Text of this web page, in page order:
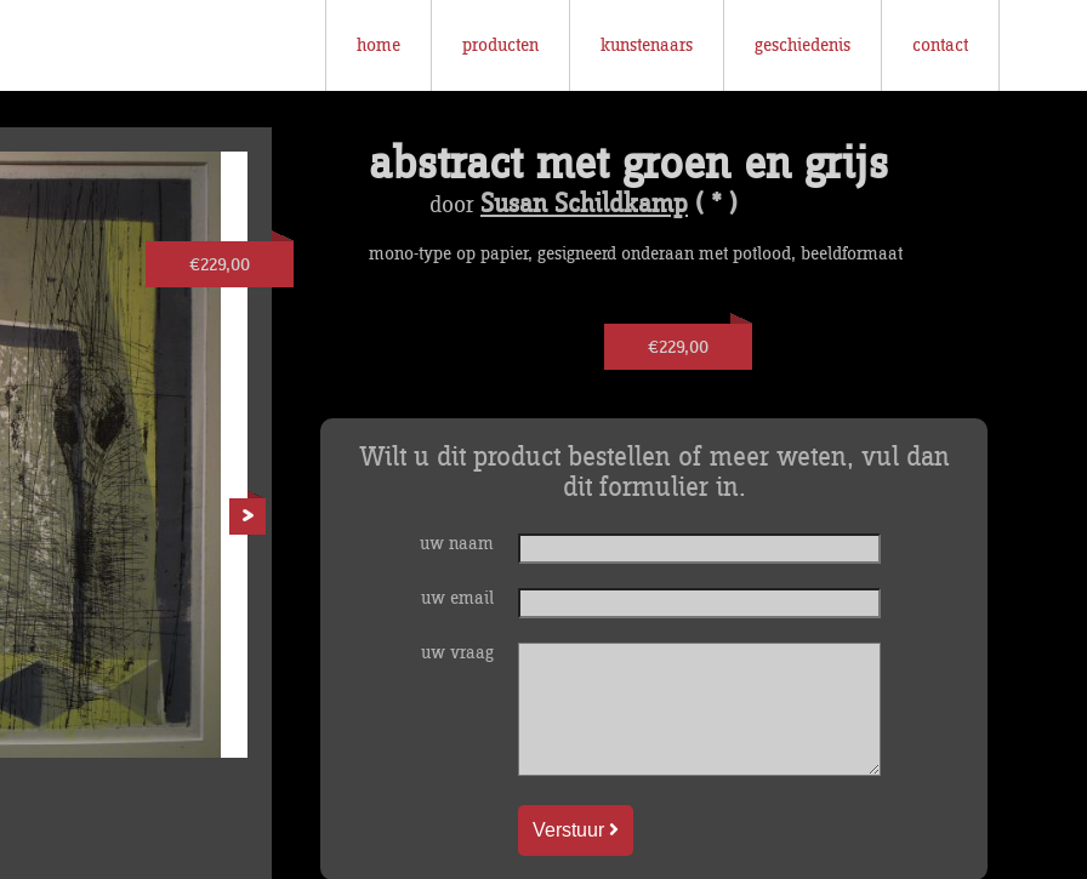
home producten kunstenaars geschiedenis contact
€229,00
abstract met groen en grijs
door Susan Schildkamp ( * )
mono-type op papier, gesigneerd onderaan met potlood, beeldformaat
€229,00
Wilt u dit product bestellen of meer weten, vul dan
dit formulier in.
uw naam
uw email
uw vraag
Verstuur